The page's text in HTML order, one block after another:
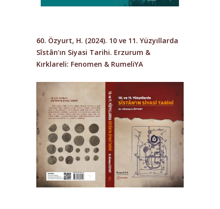
60. Özyurt, H. (2024). 10 ve 11. Yüzyıllarda
Sîstân’ın Siyasi Tarihi. Erzurum &
Kırklareli: Fenomen & RumeliYA